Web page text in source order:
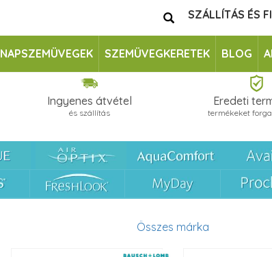
SZÁLLÍTÁS ÉS
NAPSZEMÜVEGEK SZEMÜVEGKERETEK BLOG
Ingyenes átvétel
és szállítás
Eredeti
termékeket
Összes márka